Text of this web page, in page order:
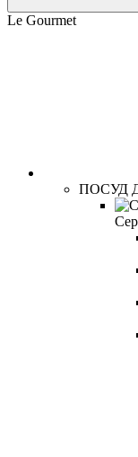
Le Gourmet
ПОСУД